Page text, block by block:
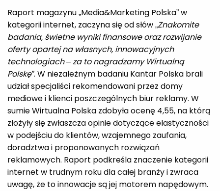
Raport magazynu „Media&Marketing Polska” w
kategorii internet, zaczyna się od słów „Znakomite
badania, świetne wyniki finansowe oraz rozwijanie
oferty opartej na własnych, innowacyjnych
technologiach – za to nagradzamy Wirtualną
Polskę”. W niezależnym badaniu Kantar Polska brali
udział specjaliści rekomendowani przez domy
mediowe i klienci poszczególnych biur reklamy. W
sumie Wirtualna Polska zdobyła ocenę 4,55, na którą
złożyły się zwłaszcza opinie dotyczące elastyczności
w podejściu do klientów, wzajemnego zaufania,
doradztwa i proponowanych rozwiązań
reklamowych. Raport podkreśla znaczenie kategorii
internet w trudnym roku dla całej branży i zwraca
uwagę, że to innowacje są jej motorem napędowym.